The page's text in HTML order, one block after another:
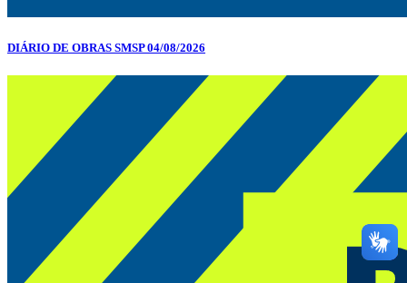
DIÁRIO DE OBRAS SMSP 04/08/2026